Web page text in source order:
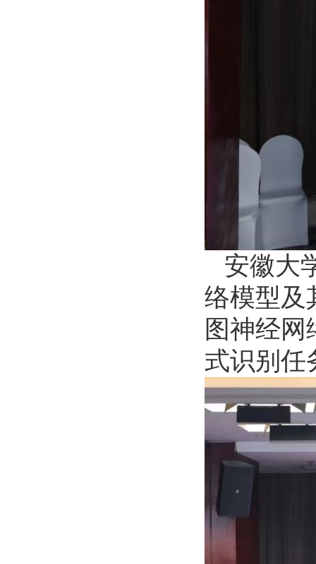
安徽大
络模型及
图神经
式识别任